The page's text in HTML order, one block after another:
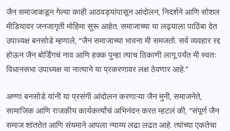
जैन समाजाकडून गेल्या काही आठवड्यांपासून आंदोलन, निदर्शने आणि सोशल
मीडियावर जनजागृती मोहिमा सुरू आहेत. समाजाच्या या लढ्याला पाठिंबा देत
उपाध्यक्ष बनसोडे म्हणाले, “जैन समाजाच्या भावना मी समजतो. सर्व व्यवहार रद्द
होऊन जैन बोर्डिंगचं नाव आणि हक्क पुन्हा त्याच ठिकाणी लागू पर्यंत मी स्वतः
विधानसभा उपाध्यक्ष या नात्याने या प्रकरणावर लक्ष ठेवणार आहे.”
अण्णा बनसोडे यांनी या प्रसंगी आंदोलन करणाऱ्या जैन मुनी, समाजनेते,
सामाजिक आणि राजकीय कार्यकर्त्यांचं अभिनंदन करत म्हटलं की, “संपूर्ण जैन
समाज शांततेत आणि संयमाने आपला न्याय्य लढा लढत आहे. त्यांच्या एकतेचा